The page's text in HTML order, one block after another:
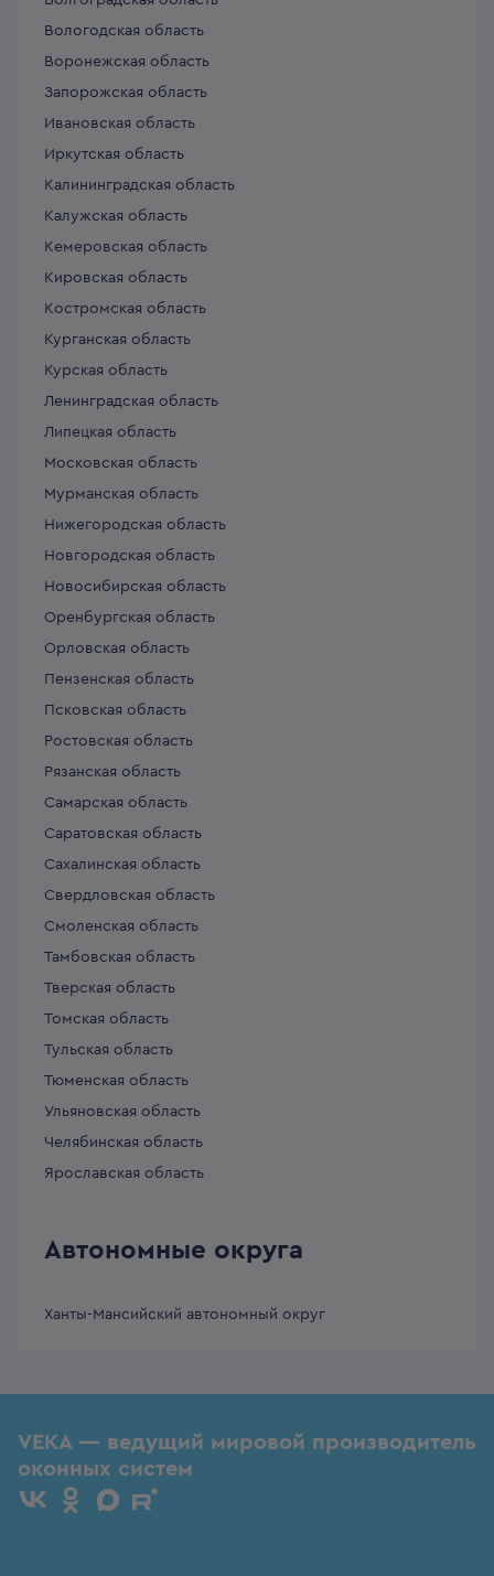
Вологодская область
Воронежская область
Запорожская область
Ивановская область
Иркутская область
Калининградская область
Калужская область
Кемеровская область
Кировская область
Костромская область
Курганская область
Курская область
Ленинградская область
Липецкая область
Московская область
Мурманская область
Нижегородская область
Новгородская область
Новосибирская область
Оренбургская область
Орловская область
Пензенская область
Псковская область
Ростовская область
Рязанская область
Самарская область
Саратовская область
Сахалинская область
Свердловская область
Смоленская область
Тамбовская область
Тверская область
Томская область
Тульская область
Тюменская область
Ульяновская область
Челябинская область
Ярославская область
Автономные округа
Ханты-Мансийский автономный округ
VEKA — ведущий мировой производитель
оконных систем